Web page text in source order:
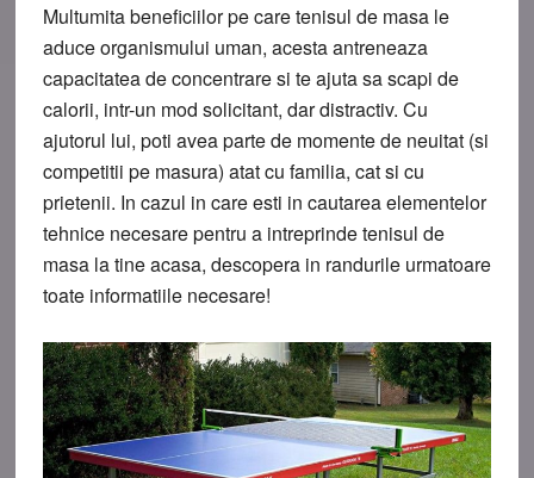
Multumita beneficiilor pe care tenisul de masa le
aduce organismului uman, acesta antreneaza
capacitatea de concentrare si te ajuta sa scapi de
calorii, intr-un mod solicitant, dar distractiv. Cu
ajutorul lui, poti avea parte de momente de neuitat (si
competitii pe masura) atat cu familia, cat si cu
prietenii. In cazul in care esti in cautarea elementelor
tehnice necesare pentru a intreprinde tenisul de
masa la tine acasa, descopera in randurile urmatoare
toate informatiile necesare!